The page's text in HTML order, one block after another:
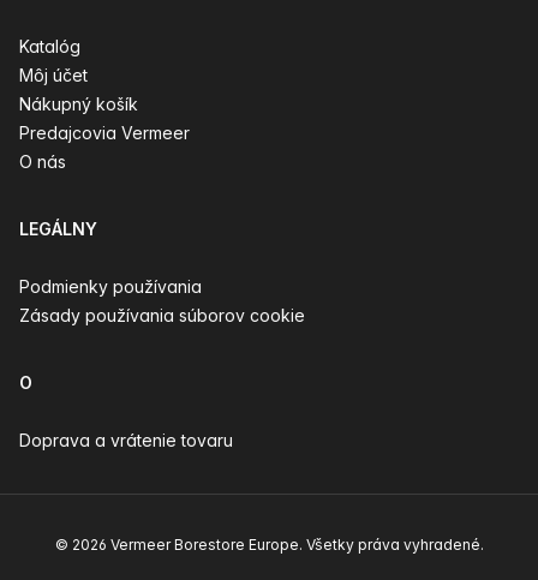
Katalóg
Môj účet
Nákupný košík
Predajcovia Vermeer
O nás
LEGÁLNY
Podmienky používania
Zásady používania súborov cookie
O
Doprava a vrátenie tovaru
© 2026 Vermeer Borestore Europe. Všetky práva vyhradené.